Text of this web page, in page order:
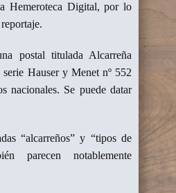
Hemeroteca Digital, por lo
postal titulada Alcarreña
Hauser y Menet nº 552
nacionales. Se puede datar
“alcarreños” y “tipos de
parecen notablemente